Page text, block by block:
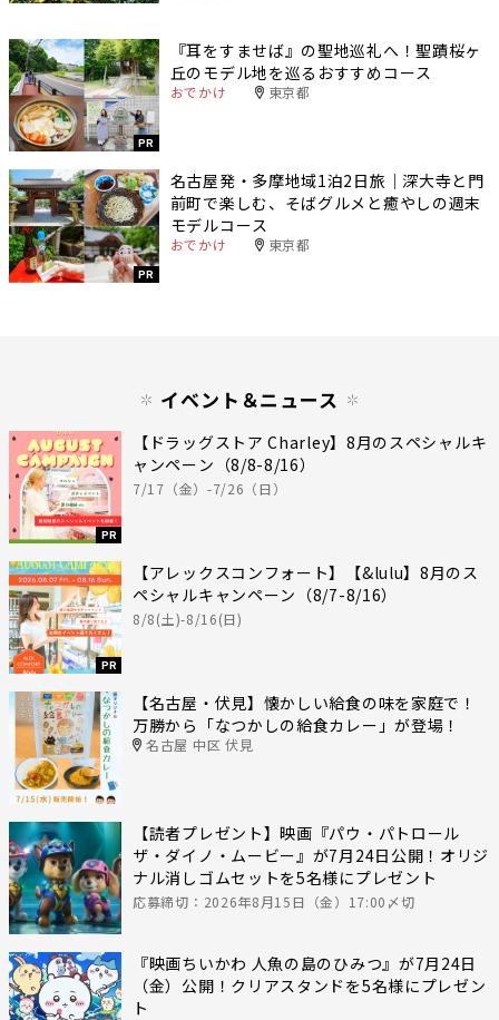
PR
『耳をすませば』の聖地巡礼へ！聖蹟桜ヶ
丘のモデル地を巡るおすすめコース
おでかけ 東京都
PR
名古屋発・多摩地域1泊2日旅｜深大寺と門
前町で楽しむ、そばグルメと癒やしの週末
モデルコース
おでかけ 東京都
イベント＆ニュース
PR
【ドラッグストア Charley】8月のスペシャルキ
ャンペーン（8/8-8/16）
7/17（金）-7/26（日）
PR
【アレックスコンフォート】【&lulu】8月のス
ペシャルキャンペーン（8/7-8/16）
8/8(土)-8/16(日)
【名古屋・伏見】懐かしい給食の味を家庭で！
万勝から「なつかしの給食カレー」が登場！
名古屋 中区 伏見
【読者プレゼント】映画『パウ・パトロール
ザ・ダイノ・ムービー』が7月24日公開！オリジ
ナル消しゴムセットを5名様にプレゼント
応募締切：2026年8月15日（金）17:00〆切
『映画ちいかわ 人魚の島のひみつ』が7月24日
（金）公開！クリアスタンドを5名様にプレゼン
ト